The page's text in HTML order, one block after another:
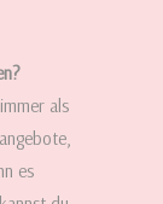
als
es